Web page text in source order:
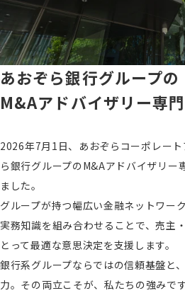
あおぞら銀行グループの
M&Aアドバイザリー専
2026年7月1日、あおぞらコーポレー
ら銀行グループのM&Aアドバイザリー
ました。
グループが持つ幅広い金融ネットワー
実務知識を組み合わせることで、売主
とって最適な意思決定を支援します。
銀行系グループならではの信頼基盤と
力。その両立こそが、私たちの強みです